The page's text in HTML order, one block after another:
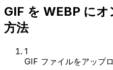
GIF を WEBP に
方法
1
GIF ファイルをアップ